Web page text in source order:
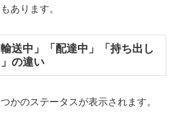
あります。
輸送中」「配達中」「持ち出し
の違い
かのステータスが表示されます。